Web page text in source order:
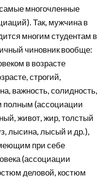
многочленные
Так, мужчина в
многим студентам в
чиновник вообще:
в возрасте
строгий,
важность, солидность,
(ассоциации
живот, жир, толстый
лысина, лысый и др.),
при себе
(ассоциации
деловой, костюм